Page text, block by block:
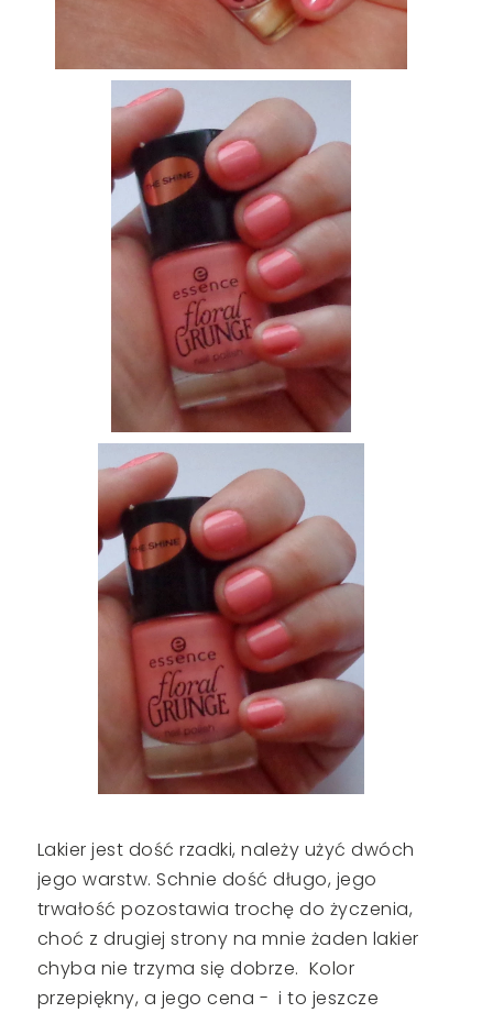
Lakier jest dość rzadki, należy użyć dwóch
jego warstw. Schnie dość długo, jego
trwałość pozostawia trochę do życzenia,
choć z drugiej strony na mnie żaden lakier
chyba nie trzyma się dobrze. Kolor
przepiękny, a jego cena - i to jeszcze